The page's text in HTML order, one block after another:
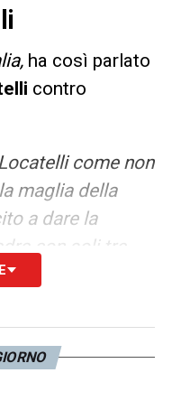
ha così parlato
contro
come non
maglia della
a dare la
con soli tre
che fargli i
TOP NEWS